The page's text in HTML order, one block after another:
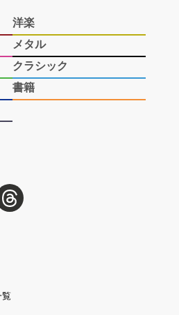
洋楽
メタル
クラシック
書籍